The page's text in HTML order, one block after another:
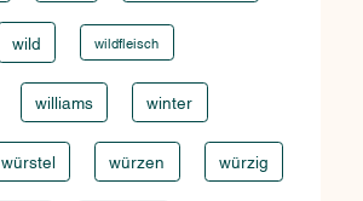
wild wildfleisch
williams winter
würstel würzen würzig